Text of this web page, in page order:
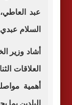
عبد
السلام
أشاد وزير
العلاقات
أهمية